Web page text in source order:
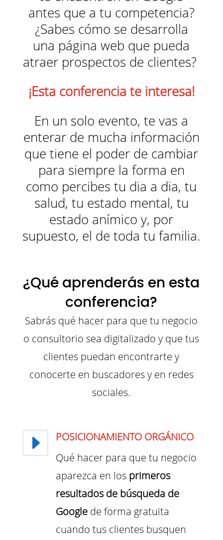
antes que a tu competencia?
¿Sabes cómo se desarrolla
una página web que pueda
atraer prospectos de clientes?
¡Esta conferencia te interesa!
En un solo evento, te vas a
enterar de mucha información
que tiene el poder de cambiar
para siempre la forma en
como percibes tu dia a dia, tu
salud, tu estado mental, tu
estado anímico y, por
supuesto, el de toda tu familia.
¿Qué aprenderás en esta
conferencia?
Sabrás qué hacer para que tu negocio
o consultorio sea digitalizado y que tus
clientes puedan encontrarte y
conocerte en buscadores y en redes
sociales.
E
POSICIONAMIENTO ORGÁNICO
Qué hacer para que tu negocio
aparezca en los primeros
resultados de búsqueda de
Googlede forma gratuita
cuando tus clientes busquen